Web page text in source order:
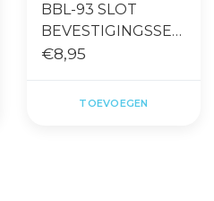
BBL-93 SLOT
BEVESTIGINGSSET
CABLETIE ZWART
€8,95
TOEVOEGEN